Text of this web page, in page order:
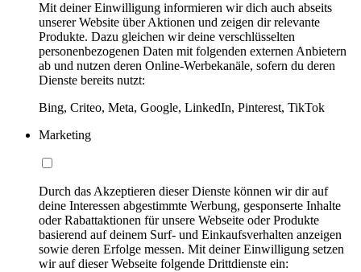
Mit deiner Einwilligung informieren wir dich auch abseits
unserer Website über Aktionen und zeigen dir relevante
Produkte. Dazu gleichen wir deine verschlüsselten
personenbezogenen Daten mit folgenden externen Anbietern
ab und nutzen deren Online-Werbekanäle, sofern du deren
Dienste bereits nutzt:
Bing, Criteo, Meta, Google, LinkedIn, Pinterest, TikTok
Marketing
Durch das Akzeptieren dieser Dienste können wir dir auf
deine Interessen abgestimmte Werbung, gesponserte Inhalte
oder Rabattaktionen für unsere Webseite oder Produkte
basierend auf deinem Surf- und Einkaufsverhalten anzeigen
sowie deren Erfolge messen. Mit deiner Einwilligung setzen
wir auf dieser Webseite folgende Drittdienste ein: